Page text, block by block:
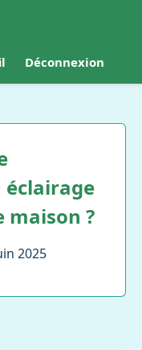
Déconnexion
maison ?
2025